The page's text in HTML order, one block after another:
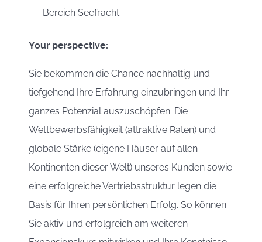
Bereich Seefracht
Your perspective:
Sie bekommen die Chance nachhaltig und
tiefgehend Ihre Erfahrung einzubringen und Ihr
ganzes Potenzial auszuschöpfen. Die
Wettbewerbsfähigkeit (attraktive Raten) und
globale Stärke (eigene Häuser auf allen
Kontinenten dieser Welt) unseres Kunden sowie
eine erfolgreiche Vertriebsstruktur legen die
Basis für Ihren persönlichen Erfolg. So können
Sie aktiv und erfolgreich am weiteren